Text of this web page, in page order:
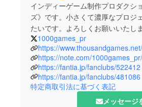
インディーゲーム制作プロダクシ
ズ》です。小さくて濃厚なプロジ
たいです。よろしくお願いいたし
1000games_pr
https://www.thousandgames.net/
https://note.com/1000games_pr/
https://fantia.jp/fanclubs/522412
https://fantia.jp/fanclubs/481086
特定商取引法に基づく表記
メッセージ